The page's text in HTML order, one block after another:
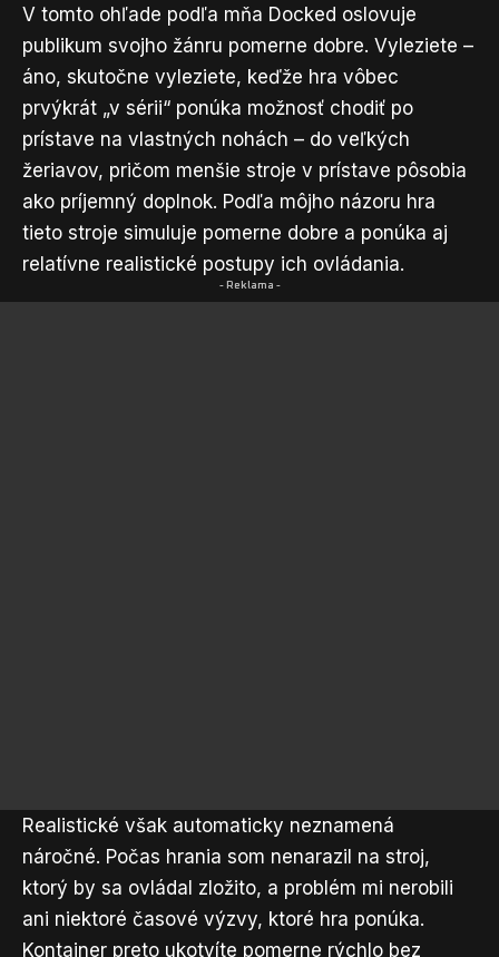
V tomto ohľade podľa mňa Docked oslovuje
publikum svojho žánru pomerne dobre. Vyleziete –
áno, skutočne vyleziete, keďže hra vôbec
prvýkrát „v sérii“ ponúka možnosť chodiť po
prístave na vlastných nohách – do veľkých
žeriavov, pričom menšie stroje v prístave pôsobia
ako príjemný doplnok. Podľa môjho názoru hra
tieto stroje simuluje pomerne dobre a ponúka aj
relatívne realistické postupy ich ovládania.
- Reklama -
Realistické však automaticky neznamená
náročné. Počas hrania som nenarazil na stroj,
ktorý by sa ovládal zložito, a problém mi nerobili
ani niektoré časové výzvy, ktoré hra ponúka.
Kontajner preto ukotvíte pomerne rýchlo bez